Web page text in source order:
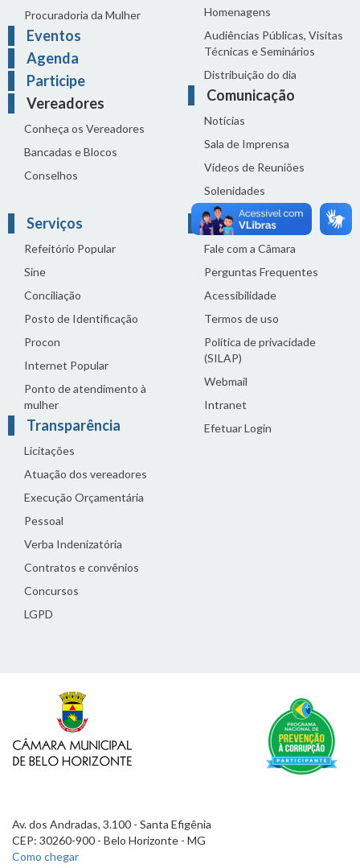
Procuradoria da Mulher
Eventos
Agenda
Participe
Vereadores
Conheça os Vereadores
Bancadas e Blocos
Conselhos
Homenagens
Audiências Públicas, Visitas
Técnicas e Seminários
Distribuição do dia
Comunicação
Notícias
Sala de Imprensa
Vídeos de Reuniões
Solenidades
Serviços
Refeitório Popular
Sine
Conciliação
Posto de Identificação
Procon
Internet Popular
Ponto de atendimento à
mulher
Transparência
Licitações
Atuação dos vereadores
Execução Orçamentária
Pessoal
Verba Indenizatória
Contratos e convênios
Concursos
LGPD
Links Úteis
Fale com a Câmara
Perguntas Frequentes
Acessibilidade
Termos de uso
Política de privacidade
(SILAP)
Webmail
Intranet
Efetuar Login
Av. dos Andradas, 3.100 - Santa Efigênia
CEP: 30260-900 - Belo Horizonte - MG
Como chegar